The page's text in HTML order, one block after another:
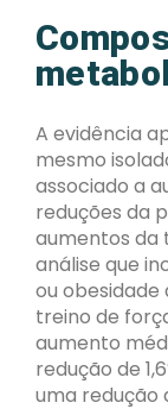
A evidência
mesmo
associado a
reduções da
aumentos da
análise que
ou
treino de
aumento
redução de
uma redução